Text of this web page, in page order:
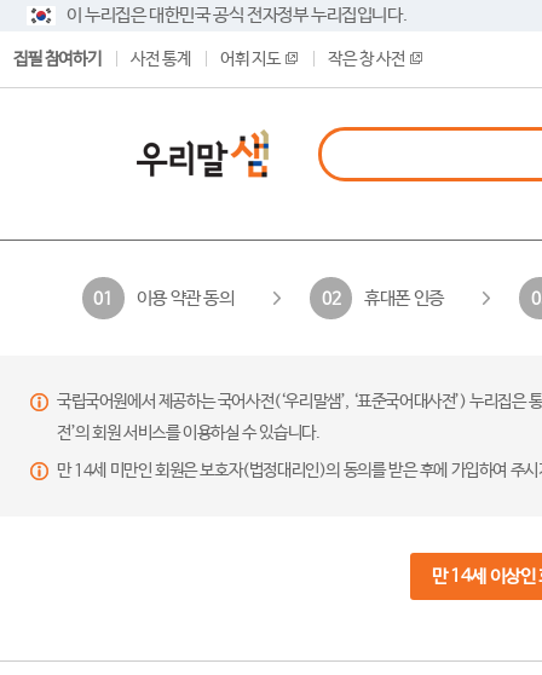
이 누리집은 대한민국 공식 전자정부 누리집입니다.
집필 참여하기 사전 통계 어휘 지도 작은 창 사전
01 이용 약관 동의 02 휴대폰 인증
국립국어원에서 제공하는 국어사전(‘우리말샘’, ‘표준국어대사전’) 누리집
전’의 회원 서비스를 이용하실 수 있습니다.
만 14세 미만인 회원은 보호자(법정대리인)의 동의를 받은 후에 가입하여 주
만 14세 이상인